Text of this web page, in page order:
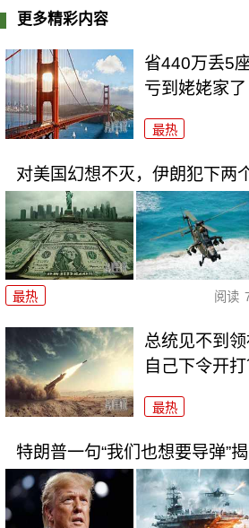
更多精彩内容
省440万丢5
亏到姥姥家了
最热
对美国幻想不灭，伊朗犯下两
最热 阅读
总统见不到
自己下令开打
最热
特朗普一句“我们也想要导弹”